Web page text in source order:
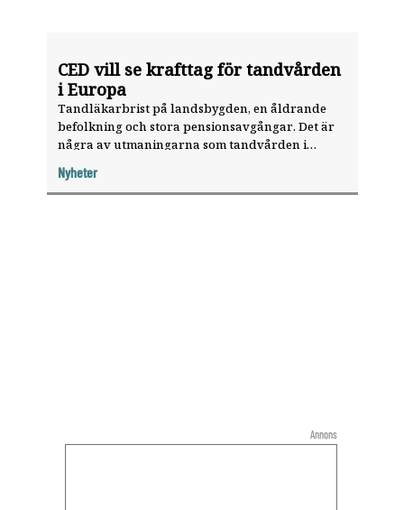
CED vill se krafttag för tandvården
i Europa
Tandläkarbrist på landsbygden, en åldrande
befolkning och stora pensionsavgångar. Det är
några av utmaningarna som tandvården i
börja agera för att säkra den framtida
kompetensförsörjningen, slår Council of
Nyheter
Annons